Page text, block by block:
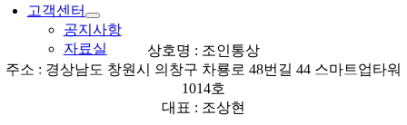
고객센터
공지사항
자료실
상호명 : 조인통상
주소 : 경상남도 창원시 의창구 차룡로 48번길 44 스마트업타워
1014호
대표 : 조상현